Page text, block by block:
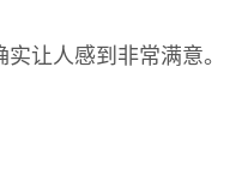
让人感到非常满意。